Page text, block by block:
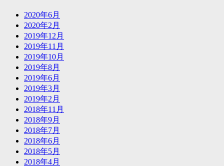
2020年6月
2020年2月
2019年12月
2019年11月
2019年10月
2019年8月
2019年6月
2019年3月
2019年2月
2018年11月
2018年9月
2018年7月
2018年6月
2018年5月
2018年4月